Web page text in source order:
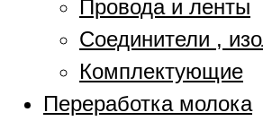
Провода и ленты
Соединители ,
Комплектующие
Переработка молока